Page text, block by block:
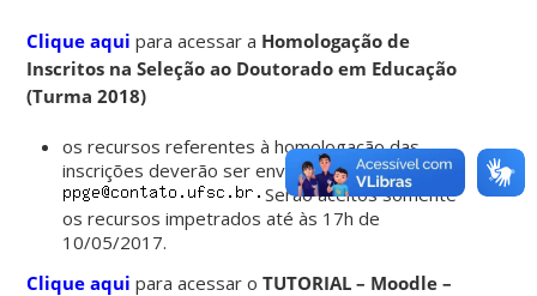
Clique aqui para acessar a Homologação de
Inscritos na Seleção ao Doutorado em Educação
(Turma 2018)
os recursos referentes à homologação das
inscrições deverão ser enviados para o e-mail
Serão aceitos somente
os recursos impetrados até às 17h de
10/05/2017.
Clique aqui para acessar oTUTORIAL – Moodle –